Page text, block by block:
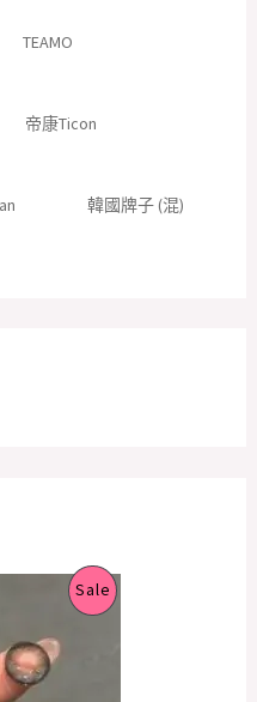
TEAMO
帝康Ticon
韓國牌子 (混)
Sale P